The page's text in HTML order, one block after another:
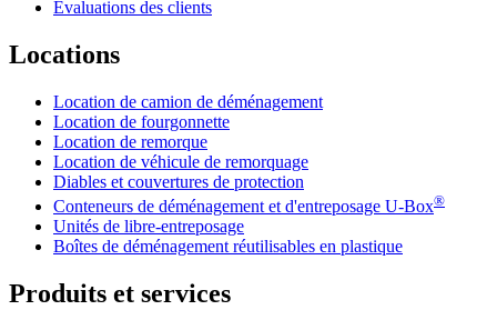
Évaluations des clients
Locations
Location de camion de déménagement
Location de fourgonnette
Location de remorque
Location de véhicule de remorquage
Diables et couvertures de protection
Conteneurs de déménagement et d'entreposage U-Box®
Unités de libre-entreposage
Boîtes de déménagement réutilisables en plastique
Produits et services